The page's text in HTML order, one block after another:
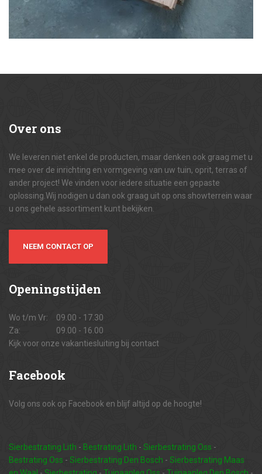
Over ons
We leveren niet enkel de producten, maar denken ook graag met u
mee over de inrichting en vormgeving van uw tuin, oprit, terras of
ander project! We vinden voor iedere situatie een gepaste
oplossing.Wij nodigen u dan ook graag uit op ons showterrein waar
u ons gehele assortiment kunt bekijken.
NEEM CONTACT OP
Openingstijden
Wo t/m Vr:
09.00 - 17.30
Za:
09.00 - 16.00
Kijk voor onze vakantiesluiting bij contact
Facebook
Volg ons ook op Facebook en blijf altijd op de hoogte!
Sierbestrating Lith - Bestrating Lith - Sierbestrating Oss -
Bestrating Oss - Sierbestrating Den Bosch - Sierbestrating Maas